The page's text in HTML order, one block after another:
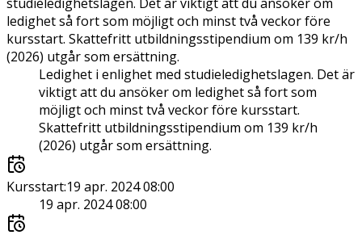
ledighet så fort som möjligt och minst två veckor före
kursstart. Skattefritt utbildningsstipendium om 139 kr/h
(2026) utgår som ersättning.
Ledighet i enlighet med studieledighetslagen. Det är
viktigt att du ansöker om ledighet så fort som
möjligt och minst två veckor före kursstart.
Skattefritt utbildningsstipendium om 139 kr/h
(2026) utgår som ersättning.
Kursstart:19 apr. 2024 08:00
19 apr. 2024 08:00